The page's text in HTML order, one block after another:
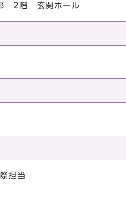
都 2階 玄関ホール
担当